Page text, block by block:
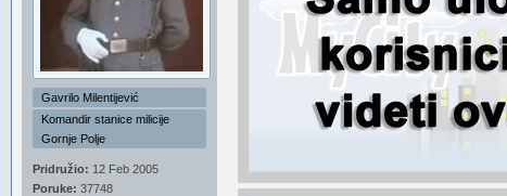
Gavrilo Milentijević
Komandir stanice milicije
Gornje Polje
Pridružio: 12 Feb 2005
Poruke: 37748